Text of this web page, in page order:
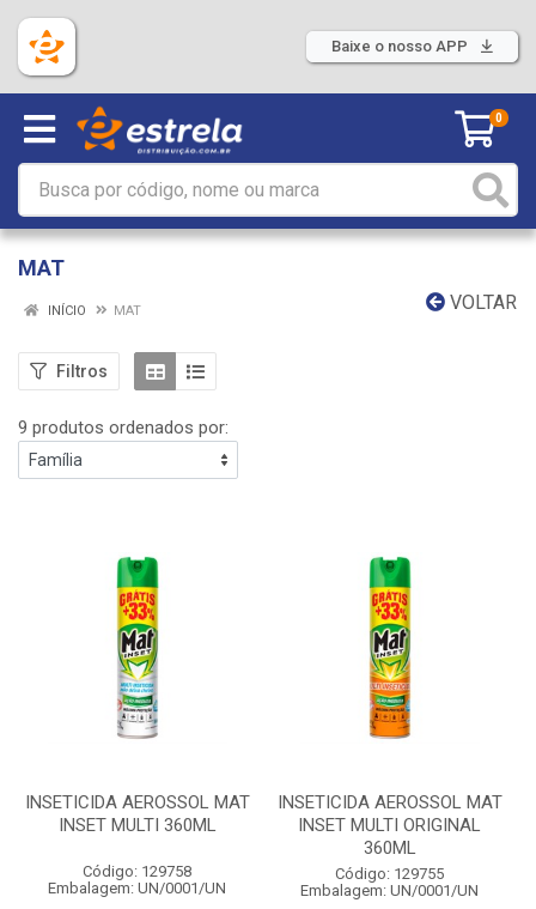
Baixe o nosso APP
0
MAT
VOLTAR
INÍCIO MAT
Filtros
9 produtos ordenados por:
INSETICIDA AEROSSOL MAT
INSET MULTI 360ML
Código: 129758
Embalagem: UN/0001/UN
INSETICIDA AEROSSOL MAT
INSET MULTI ORIGINAL
360ML
Código: 129755
Embalagem: UN/0001/UN